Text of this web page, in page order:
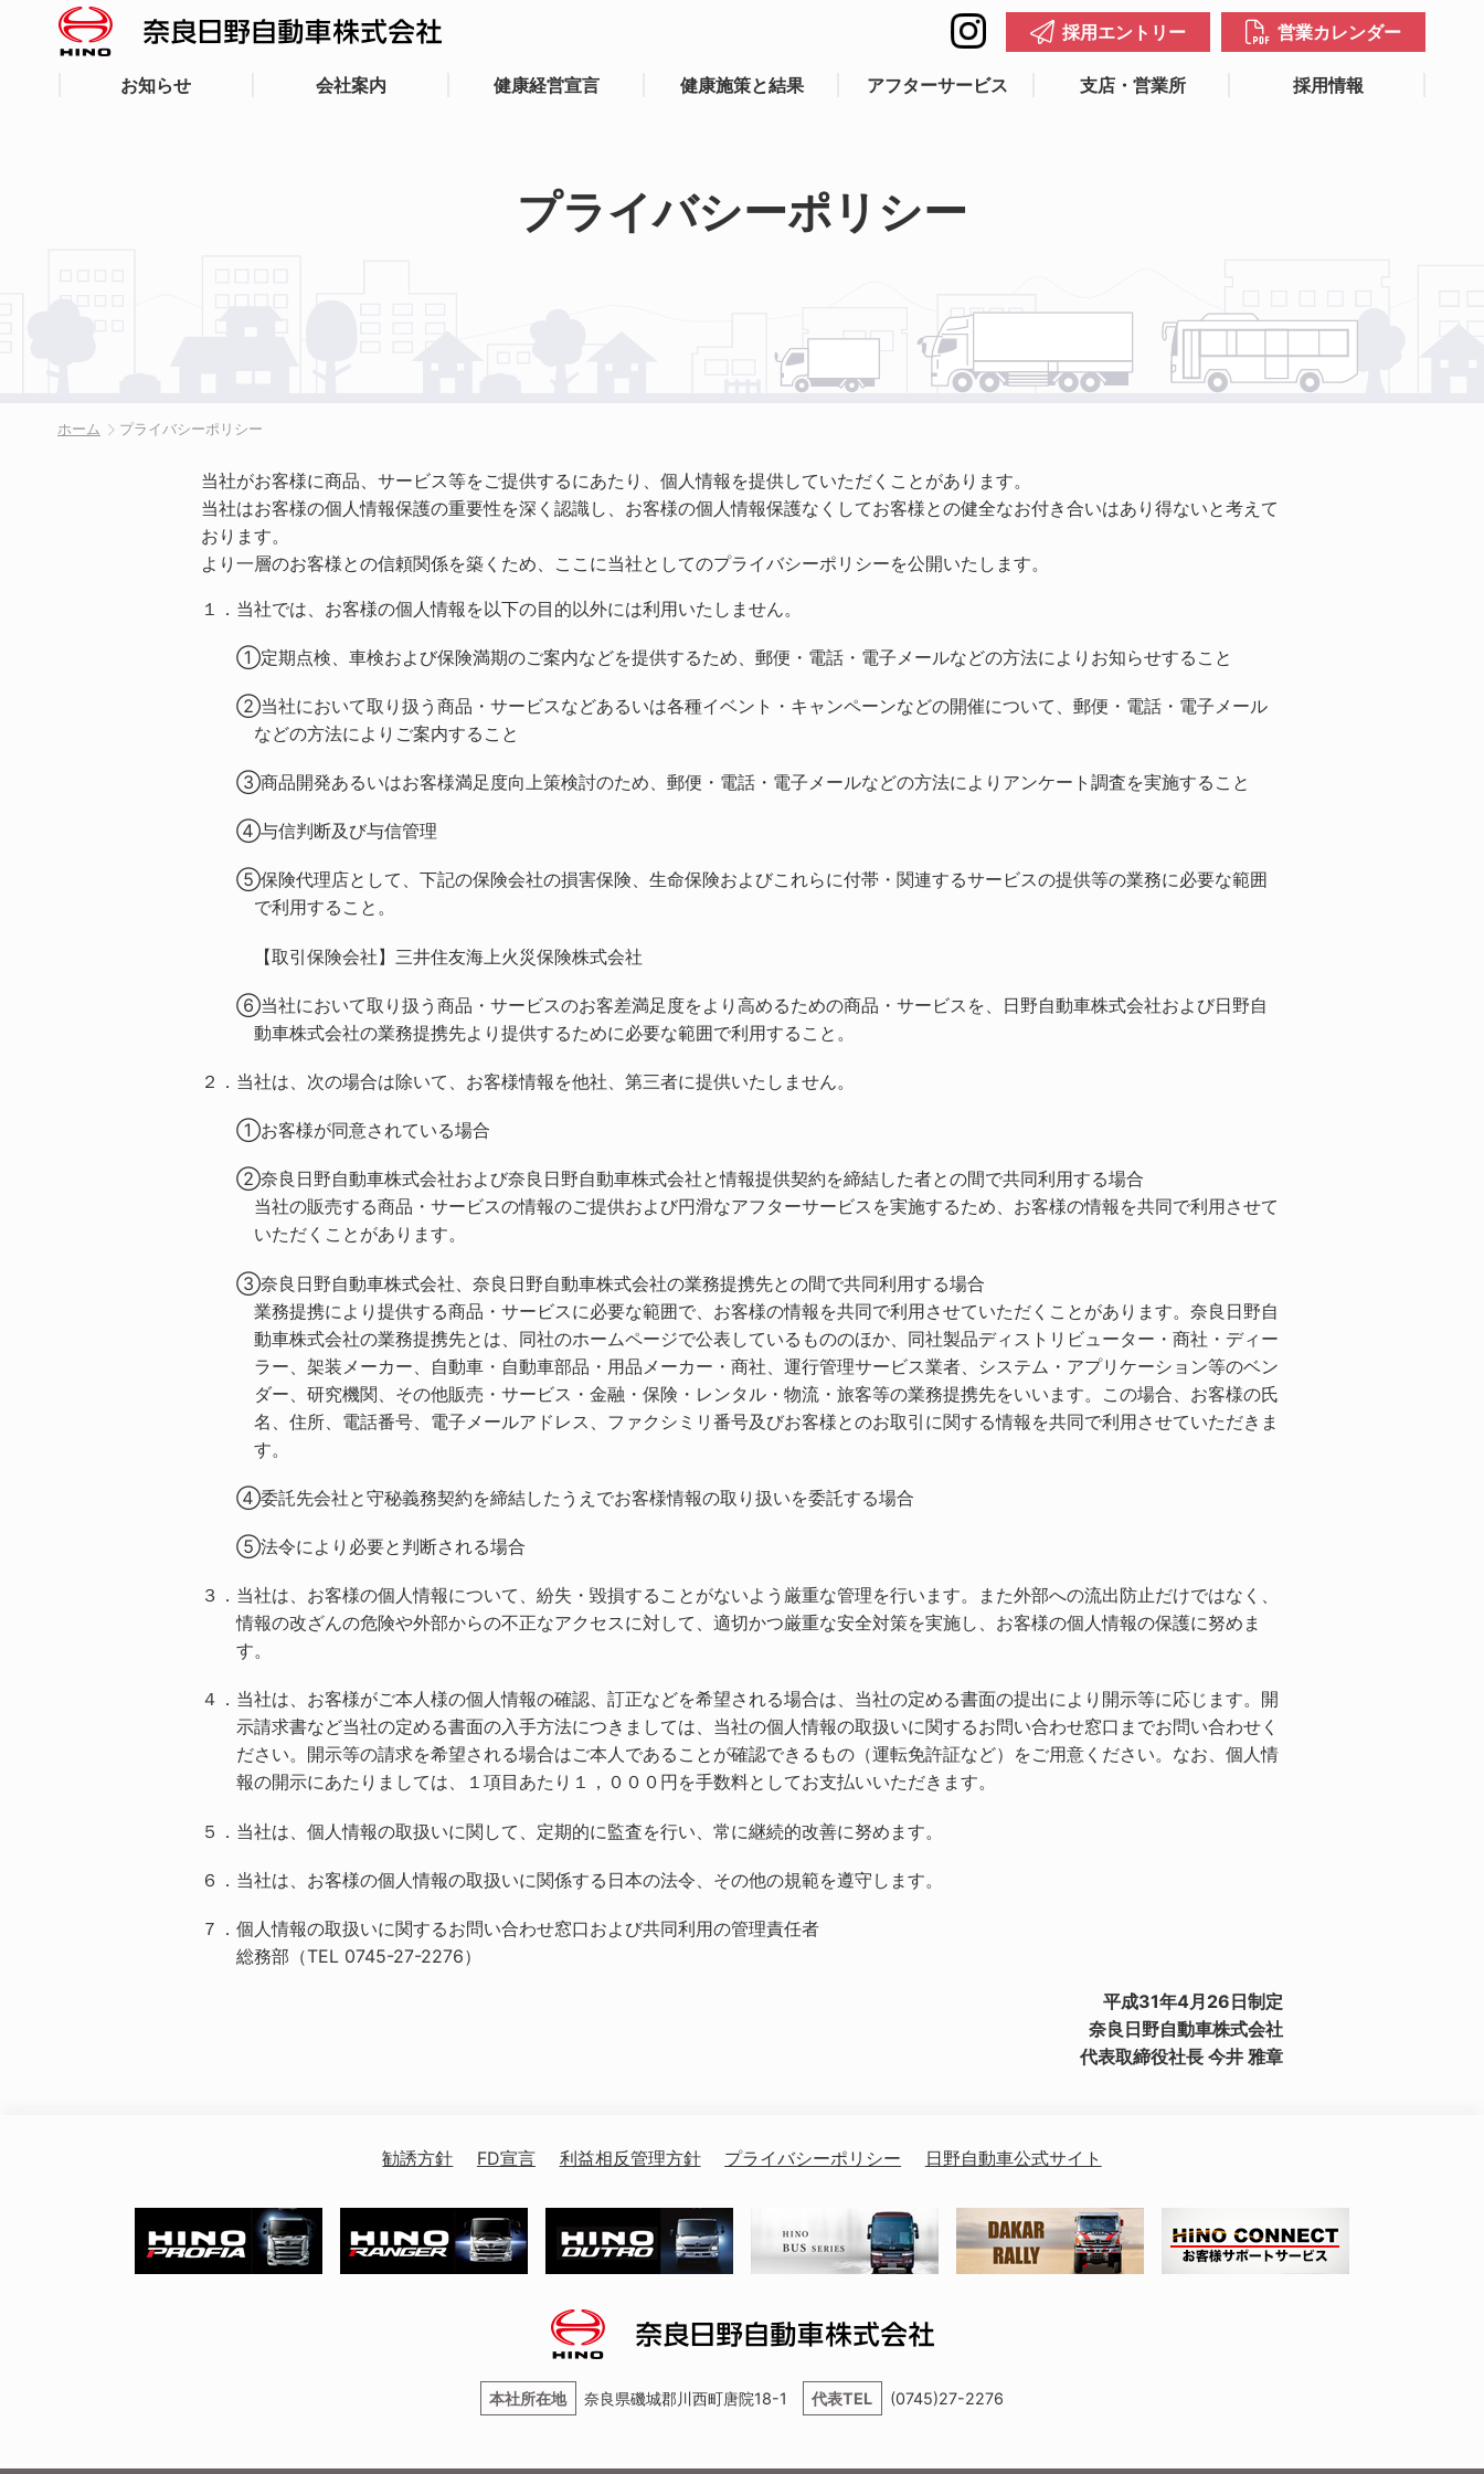
お知らせ 会社案内 健康経営宣言 健康施策と結果 アフターサービス 支店・営業所 採用情報
採用エントリー 営業カレンダー
プライバシーポリシー
ホーム プライバシーポリシー
当社がお客様に商品、サービス等をご提供するにあたり、個人情報を提供していただくことがあります。
当社はお客様の個人情報保護の重要性を深く認識し、お客様の個人情報保護なくしてお客様との健全なお付き合いはあり得ないと考えて
おります。
より一層のお客様との信頼関係を築くため、ここに当社としてのプライバシーポリシーを公開いたします。
１．当社では、お客様の個人情報を以下の目的以外には利用いたしません。
①定期点検、車検および保険満期のご案内などを提供するため、郵便・電話・電子メールなどの方法によりお知らせすること
②当社において取り扱う商品・サービスなどあるいは各種イベント・キャンペーンなどの開催について、郵便・電話・電子メール
などの方法によりご案内すること
③商品開発あるいはお客様満足度向上策検討のため、郵便・電話・電子メールなどの方法によりアンケート調査を実施すること
④与信判断及び与信管理
⑤保険代理店として、下記の保険会社の損害保険、生命保険およびこれらに付帯・関連するサービスの提供等の業務に必要な範囲
で利用すること。
【取引保険会社】三井住友海上火災保険株式会社
⑥当社において取り扱う商品・サービスのお客差満足度をより高めるための商品・サービスを、日野自動車株式会社および日野自
動車株式会社の業務提携先より提供するために必要な範囲で利用すること。
２．当社は、次の場合は除いて、お客様情報を他社、第三者に提供いたしません。
①お客様が同意されている場合
②奈良日野自動車株式会社および奈良日野自動車株式会社と情報提供契約を締結した者との間で共同利用する場合
当社の販売する商品・サービスの情報のご提供および円滑なアフターサービスを実施するため、お客様の情報を共同で利用させて
いただくことがあります。
③奈良日野自動車株式会社、奈良日野自動車株式会社の業務提携先との間で共同利用する場合
業務提携により提供する商品・サービスに必要な範囲で、お客様の情報を共同で利用させていただくことがあります。奈良日野自
動車株式会社の業務提携先とは、同社のホームページで公表しているもののほか、同社製品ディストリビューター・商社・ディー
ラー、架装メーカー、自動車・自動車部品・用品メーカー・商社、運行管理サービス業者、システム・アプリケーション等のベン
ダー、研究機関、その他販売・サービス・金融・保険・レンタル・物流・旅客等の業務提携先をいいます。この場合、お客様の氏
名、住所、電話番号、電子メールアドレス、ファクシミリ番号及びお客様とのお取引に関する情報を共同で利用させていただきま
す。
④委託先会社と守秘義務契約を締結したうえでお客様情報の取り扱いを委託する場合
⑤法令により必要と判断される場合
３．当社は、お客様の個人情報について、紛失・毀損することがないよう厳重な管理を行います。また外部への流出防止だけではなく、
情報の改ざんの危険や外部からの不正なアクセスに対して、適切かつ厳重な安全対策を実施し、お客様の個人情報の保護に努めま
す。
４．当社は、お客様がご本人様の個人情報の確認、訂正などを希望される場合は、当社の定める書面の提出により開示等に応じます。開
示請求書など当社の定める書面の入手方法につきましては、当社の個人情報の取扱いに関するお問い合わせ窓口までお問い合わせく
ださい。開示等の請求を希望される場合はご本人であることが確認できるもの（運転免許証など）をご用意ください。なお、個人情
報の開示にあたりましては、１項目あたり１，０００円を手数料としてお支払いいただきます。
５．当社は、個人情報の取扱いに関して、定期的に監査を行い、常に継続的改善に努めます。
６．当社は、お客様の個人情報の取扱いに関係する日本の法令、その他の規範を遵守します。
７．個人情報の取扱いに関するお問い合わせ窓口および共同利用の管理責任者
総務部（TEL 0745-27-2276）
平成31年4月26日制定
奈良日野自動車株式会社
代表取締役社長 今井 雅章
勧誘方針 FD宣言 利益相反管理方針 プライバシーポリシー 日野自動車公式サイト
本社所在地 奈良県磯城郡川西町唐院18-1 代表TEL (0745)27-2276